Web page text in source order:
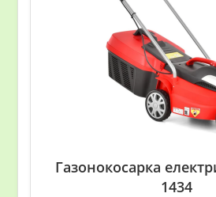
Газонокосарка
1434